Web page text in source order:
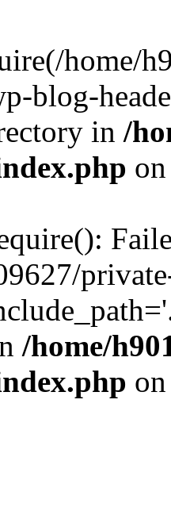
home/
blog-
in /
/home/